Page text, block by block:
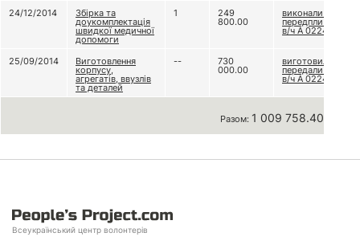
24/12/2014
Збірка та
доукомплектація
швидкої медичної
допомоги
1 249
800.00
виконали та
передпли до
в/ч А 0224
25/09/2014 Виготовлення
корпусу,
агрегатів, ввузлів
та деталей
-- 730
000.00
виготовили та
передали до
в/ч А 0224
Разом: 1 009 758.40 грн
Всеукраїнський центр волонтерів